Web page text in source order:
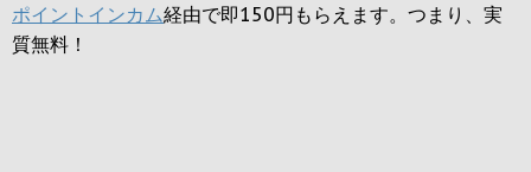
ポイントインカム経由で即150円もらえます。つまり、実
質無料！